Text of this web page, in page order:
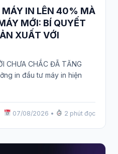
IN LÊN 40% MÀ
MỚI: BÍ QUYẾT
XUẤT VỚI
CHƯA CHẮC ĐÃ TĂNG
in đầu tư máy in hiện
07/08/2026 • 2 phút đọc